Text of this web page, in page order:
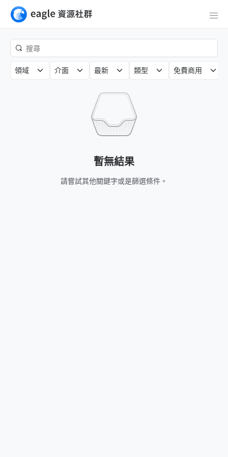
領域 介面 最新 類型 免費商用
暫無結果
請嘗試其他關鍵字或是篩選條件。